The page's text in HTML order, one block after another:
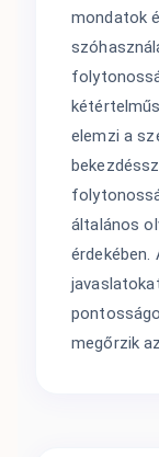
mondatok
elemzi a
általános
érdekében.
megőrzik